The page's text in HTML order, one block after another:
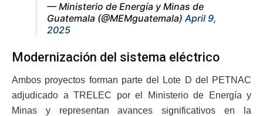
— Ministerio de Energía y Minas de
Guatemala (@MEMguatemala)April 9,
2025
Modernización del sistema eléctrico
Ambos proyectos forman parte del Lote D del PETNAC
adjudicado a TRELEC por el Ministerio de Energía y
Minas y representan avances significativos en la